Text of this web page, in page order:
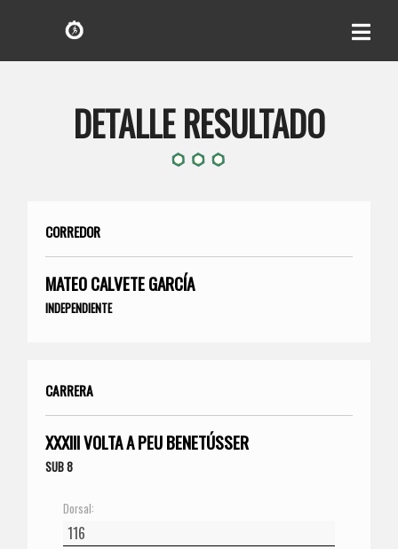
DETALLE RESULTADO
CORREDOR
MATEO CALVETE GARCÍA
INDEPENDIENTE
CARRERA
XXXIII VOLTA A PEU BENETÚSSER
SUB 8
Dorsal: